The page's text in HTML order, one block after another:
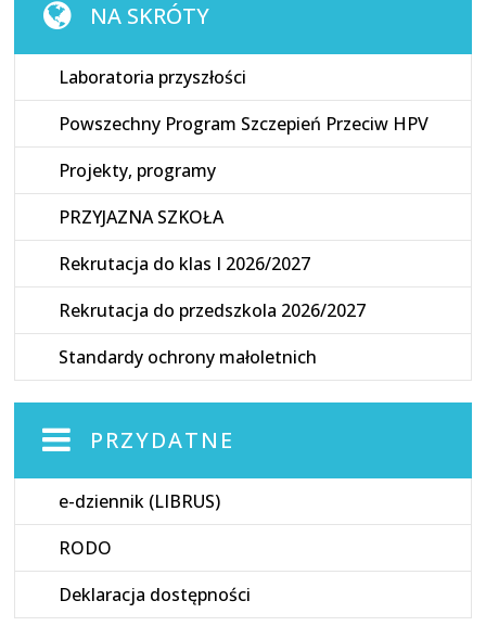
NA SKRÓTY
Laboratoria przyszłości
Powszechny Program Szczepień Przeciw HPV
Projekty, programy
PRZYJAZNA SZKOŁA
Rekrutacja do klas I 2026/2027
Rekrutacja do przedszkola 2026/2027
Standardy ochrony małoletnich
PRZYDATNE
e-dziennik (LIBRUS)
RODO
Deklaracja dostępności